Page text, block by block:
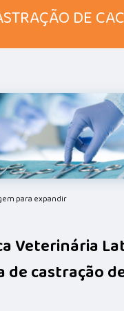
DE
para expandir
Veterinária
de castração